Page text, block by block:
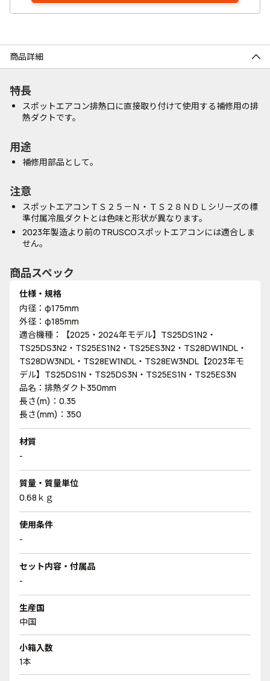
商品詳細
特長
スポットエアコン排熱口に直接取り付けて使用する補修用の排
熱ダクトです。
用途
補修用部品として。
注意
スポットエアコンＴＳ２５－Ｎ・ＴＳ２８ＮＤＬシリーズの標
準付属冷風ダクトとは色味と形状が異なります。
2023年製造より前のTRUSCOスポットエアコンには適合しま
せん。
商品スペック
仕様・規格
内径：φ175mm
外径：φ185mm
適合機種：【2025・2024年モデル】TS25DS1N2・
TS25DS3N2・TS25ES1N2・TS25ES3N2・TS28DW1NDL・
TS28DW3NDL・TS28EW1NDL・TS28EW3NDL【2023年モ
デル】TS25DS1N・TS25DS3N・TS25ES1N・TS25ES3N
品名：排熱ダクト350mm
長さ(m)：0.35
長さ(mm)：350
材質
-
質量・質量単位
0.68ｋｇ
使用条件
-
セット内容・付属品
-
生産国
中国
小箱入数
1本